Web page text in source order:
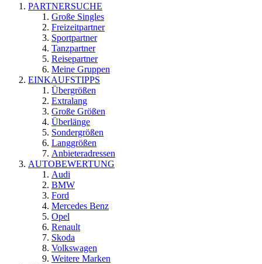
PARTNERSUCHE
Große Singles
Freizeitpartner
Sportpartner
Tanzpartner
Reisepartner
Meine Gruppen
EINKAUFSTIPPS
Übergrößen
Extralang
Große Größen
Überlänge
Sondergrößen
Langgrößen
Anbieteradressen
AUTOBEWERTUNG
Audi
BMW
Ford
Mercedes Benz
Opel
Renault
Skoda
Volkswagen
Weitere Marken